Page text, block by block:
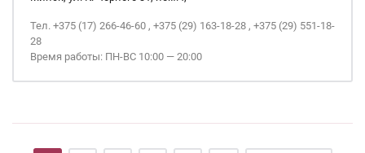
Тел. +375 (17) 266-46-60 , +375 (29) 163-18-28 , +375 (29) 551-18-
28
Время работы: ПН-ВС 10:00 — 20:00
Страницы